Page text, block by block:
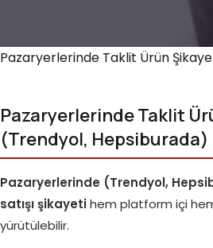
Pazaryerlerinde Taklit Ürün
Pazaryerlerinde Taklit
(Trendyol, Hepsiburada)
Pazaryerlerinde (Trendyol,
satışı şikayetihem platform içi
yürütülebilir.